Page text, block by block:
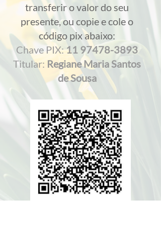
transferir o valor do seu
presente, ou copie e cole o
código pix abaixo:
Chave PIX:11 97478-3893
Titular: Regiane Maria Santos
de Sousa